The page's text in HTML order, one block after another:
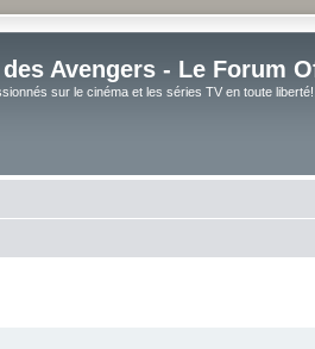
Avengers - Le Forum
sur le cinéma et les séries TV en toute liberté!